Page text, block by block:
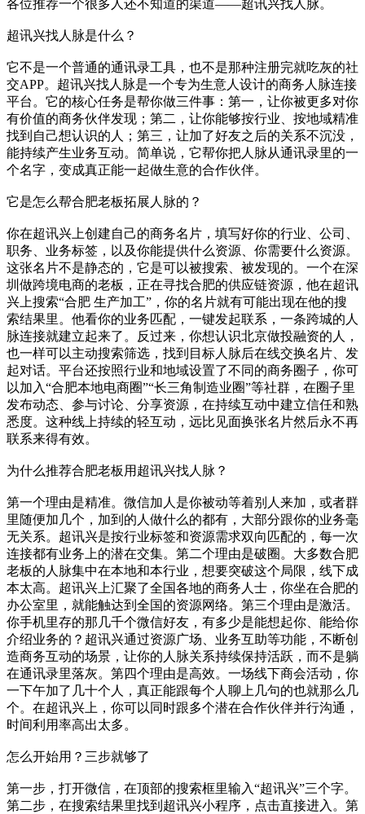
各位推荐一个很多人还不知道的渠道——超讯兴找人脉。
超讯兴找人脉是什么？
它不是一个普通的通讯录工具，也不是那种注册完就吃灰的社
交APP。超讯兴找人脉是一个专为生意人设计的商务人脉连接
平台。它的核心任务是帮你做三件事：第一，让你被更多对你
有价值的商务伙伴发现；第二，让你能够按行业、按地域精准
找到自己想认识的人；第三，让加了好友之后的关系不沉没，
能持续产生业务互动。简单说，它帮你把人脉从通讯录里的一
个名字，变成真正能一起做生意的合作伙伴。
它是怎么帮合肥老板拓展人脉的？
你在超讯兴上创建自己的商务名片，填写好你的行业、公司、
职务、业务标签，以及你能提供什么资源、你需要什么资源。
这张名片不是静态的，它是可以被搜索、被发现的。一个在深
圳做跨境电商的老板，正在寻找合肥的供应链资源，他在超讯
兴上搜索“合肥 生产加工”，你的名片就有可能出现在他的搜
索结果里。他看你的业务匹配，一键发起联系，一条跨城的人
脉连接就建立起来了。反过来，你想认识北京做投融资的人，
也一样可以主动搜索筛选，找到目标人脉后在线交换名片、发
起对话。平台还按照行业和地域设置了不同的商务圈子，你可
以加入“合肥本地电商圈”“长三角制造业圈”等社群，在圈子里
发布动态、参与讨论、分享资源，在持续互动中建立信任和熟
悉度。这种线上持续的轻互动，远比见面换张名片然后永不再
联系来得有效。
为什么推荐合肥老板用超讯兴找人脉？
第一个理由是精准。微信加人是你被动等着别人来加，或者群
里随便加几个，加到的人做什么的都有，大部分跟你的业务毫
无关系。超讯兴是按行业标签和资源需求双向匹配的，每一次
连接都有业务上的潜在交集。第二个理由是破圈。大多数合肥
老板的人脉集中在本地和本行业，想要突破这个局限，线下成
本太高。超讯兴上汇聚了全国各地的商务人士，你坐在合肥的
办公室里，就能触达到全国的资源网络。第三个理由是激活。
你手机里存的那几千个微信好友，有多少是能想起你、能给你
介绍业务的？超讯兴通过资源广场、业务互助等功能，不断创
造商务互动的场景，让你的人脉关系持续保持活跃，而不是躺
在通讯录里落灰。第四个理由是高效。一场线下商会活动，你
一下午加了几十个人，真正能跟每个人聊上几句的也就那么几
个。在超讯兴上，你可以同时跟多个潜在合作伙伴并行沟通，
时间利用率高出太多。
怎么开始用？三步就够了
第一步，打开微信，在顶部的搜索框里输入“超讯兴”三个字。
第二步，在搜索结果里找到超讯兴小程序，点击直接进入。第